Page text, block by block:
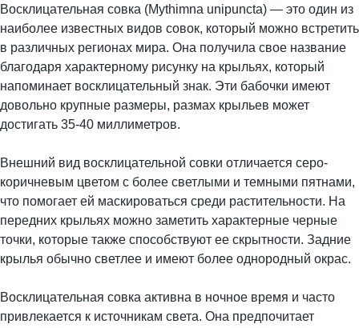
Восклицательная совка (Mythimna unipuncta) — это один из
наиболее известных видов совок, который можно встретить
в различных регионах мира. Она получила свое название
благодаря характерному рисунку на крыльях, который
напоминает восклицательный знак. Эти бабочки имеют
довольно крупные размеры, размах крыльев может
достигать 35-40 миллиметров.
Внешний вид восклицательной совки отличается серо-
коричневым цветом с более светлыми и темными пятнами,
что помогает ей маскироваться среди растительности. На
передних крыльях можно заметить характерные черные
точки, которые также способствуют ее скрытности. Задние
крылья обычно светлее и имеют более однородный окрас.
Восклицательная совка активна в ночное время и часто
привлекается к источникам света. Она предпочитает